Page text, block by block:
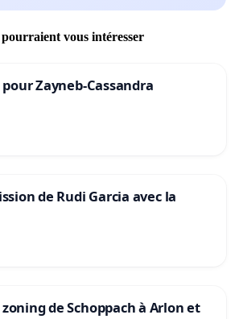
vous intéresser
Zayneb-Cassandra
de Rudi Garcia avec la
de Schoppach à Arlon et